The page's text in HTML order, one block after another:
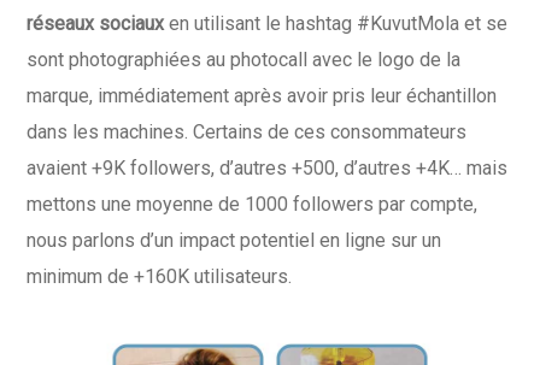
réseaux sociauxen utilisant le hashtag #KuvutMola et se
sont photographiées au photocall avec le logo de la
marque, immédiatement après avoir pris leur échantillon
dans les machines. Certains de ces consommateurs
avaient +9K followers, d’autres +500, d’autres +4K… mais
mettons une moyenne de 1000 followers par compte,
nous parlons d’un impact potentiel en ligne sur un
minimum de +160K utilisateurs.